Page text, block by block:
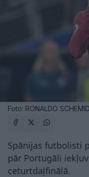
Foto: RONALDO
Spānijas futbolisti
pār Portugāli
ceturtdaļfinālā.